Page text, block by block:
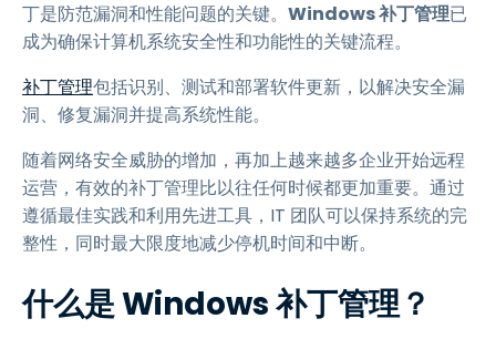
丁是防范漏洞和性能问题的关键。 Windows 补丁管理已
成为确保计算机系统安全性和功能性的关键流程。
补丁管理包括识别、测试和部署软件更新，以解决安全漏
洞、修复漏洞并提高系统性能。
随着网络安全威胁的增加，再加上越来越多企业开始远程
运营，有效的补丁管理比以往任何时候都更加重要。通过
遵循最佳实践和利用先进工具，IT 团队可以保持系统的完
整性，同时最大限度地减少停机时间和中断。
什么是 Windows 补丁管理？